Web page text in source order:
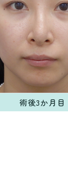
術後3か月目